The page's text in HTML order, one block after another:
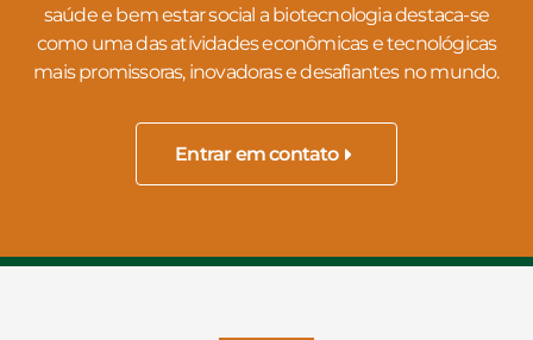
saúde e bem estar social a biotecnologia destaca-se
como uma das atividades econômicas e tecnológicas
mais promissoras, inovadoras e desafiantes no mundo.
Entrar em contato